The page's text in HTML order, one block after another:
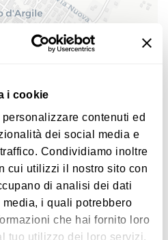
i cookie
contenuti ed
dei social media e
Condividiamo inoltre
cui utilizzi il nostro sito con
di analisi dei dati
i quali potrebbero
che hai fornito loro
tuo utilizzo dei loro servizi.
padre dell'attore Raoul,
di interventi di
edificio in cui si
un importante intervento
il 25 aprile 2004 il
anche come sede
rassegne
dal terremoto del
stato dichiarato inagibile e
Risarcito dai danni ha
e denominato "La Casa
Popolo di Castello d'Argile